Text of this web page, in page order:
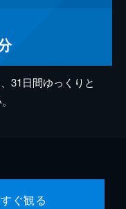
31日間ゆっくりと
ぐ観る